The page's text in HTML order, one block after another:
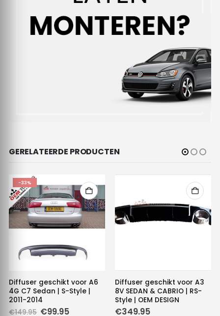
GERELATEERDE PRODUCTEN
-33%
Diffuser geschikt voor A6
4G C7 Sedan | S-Style |
2011-2014
€149.95 Oorspronkelijke
€99.95Huidige
Diffuser geschikt voor A3
8V SEDAN & CABRIO | RS-
Style | OEM DESIGN
€349.95